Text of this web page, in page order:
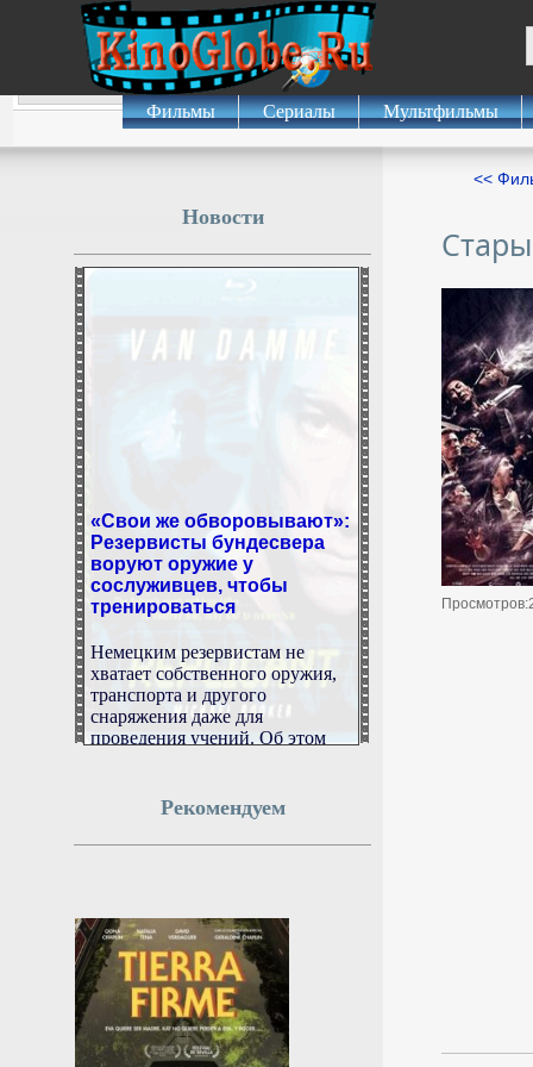
Фильмы Сериалы Мультфильмы
<<
Новости
Резервисты бундесвера
воруют оружие у
сослуживцев, чтобы
тренироваться
хватает собственного оружия,
транспорта и другого
снаряжения даже для
проведения учений. Об этом
заявил президент Союза
Бастиан Эрнст в интервью
«Небесный ад» для
дронов: ПВО России за
день разнесла 360
украинских БПЛА
Рекомендуем